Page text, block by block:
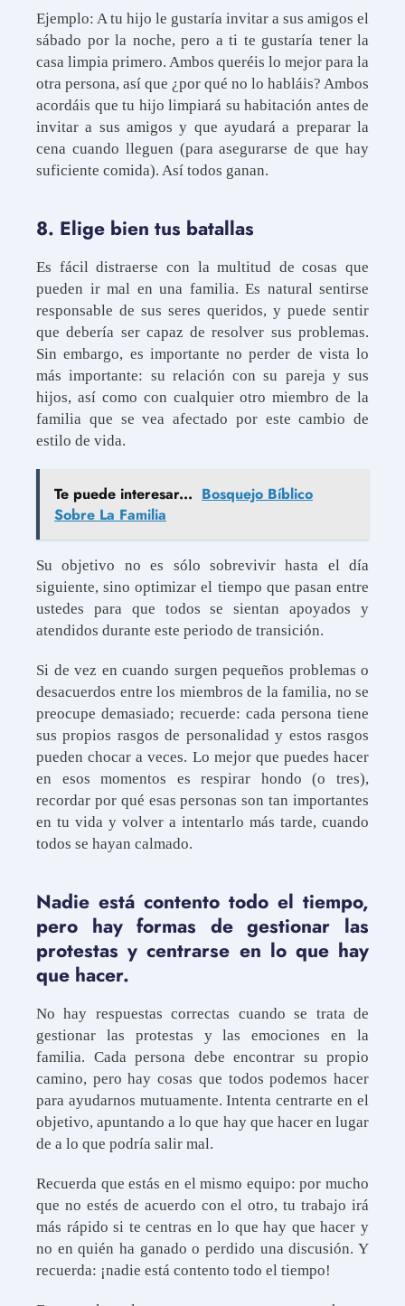
Ejemplo: A tu hijo le gustaría invitar a sus amigos el
sábado por la noche, pero a ti te gustaría tener la
casa limpia primero. Ambos queréis lo mejor para la
otra persona, así que ¿por qué no lo habláis? Ambos
acordáis que tu hijo limpiará su habitación antes de
invitar a sus amigos y que ayudará a preparar la
cena cuando lleguen (para asegurarse de que hay
suficiente comida). Así todos ganan.
8. Elige bien tus batallas
Es fácil distraerse con la multitud de cosas que
pueden ir mal en una familia. Es natural sentirse
responsable de sus seres queridos, y puede sentir
que debería ser capaz de resolver sus problemas.
Sin embargo, es importante no perder de vista lo
más importante: su relación con su pareja y sus
hijos, así como con cualquier otro miembro de la
familia que se vea afectado por este cambio de
estilo de vida.
Te puede interesar... Bosquejo Bíblico
Sobre La Familia
Su objetivo no es sólo sobrevivir hasta el día
siguiente, sino optimizar el tiempo que pasan entre
ustedes para que todos se sientan apoyados y
atendidos durante este periodo de transición.
Si de vez en cuando surgen pequeños problemas o
desacuerdos entre los miembros de la familia, no se
preocupe demasiado; recuerde: cada persona tiene
sus propios rasgos de personalidad y estos rasgos
pueden chocar a veces. Lo mejor que puedes hacer
en esos momentos es respirar hondo (o tres),
recordar por qué esas personas son tan importantes
en tu vida y volver a intentarlo más tarde, cuando
todos se hayan calmado.
Nadie está contento todo el tiempo,
pero hay formas de gestionar las
protestas y centrarse en lo que hay
que hacer.
No hay respuestas correctas cuando se trata de
gestionar las protestas y las emociones en la
familia. Cada persona debe encontrar su propio
camino, pero hay cosas que todos podemos hacer
para ayudarnos mutuamente. Intenta centrarte en el
objetivo, apuntando a lo que hay que hacer en lugar
de a lo que podría salir mal.
Recuerda que estás en el mismo equipo: por mucho
que no estés de acuerdo con el otro, tu trabajo irá
más rápido si te centras en lo que hay que hacer y
no en quién ha ganado o perdido una discusión. Y
recuerda: ¡nadie está contento todo el tiempo!